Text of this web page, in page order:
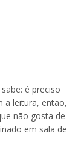
é preciso
a leitura, então,
não gosta de
em sala de